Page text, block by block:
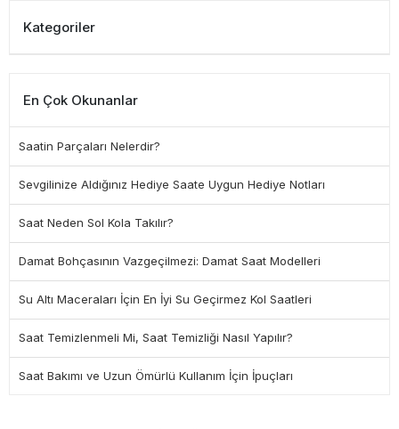
Kategoriler
En Çok Okunanlar
Saatin Parçaları Nelerdir?
Sevgilinize Aldığınız Hediye Saate Uygun Hediye Notları
Saat Neden Sol Kola Takılır?
Damat Bohçasının Vazgeçilmezi: Damat Saat Modelleri
Su Altı Maceraları İçin En İyi Su Geçirmez Kol Saatleri
Saat Temizlenmeli Mi, Saat Temizliği Nasıl Yapılır?
Saat Bakımı ve Uzun Ömürlü Kullanım İçin İpuçları